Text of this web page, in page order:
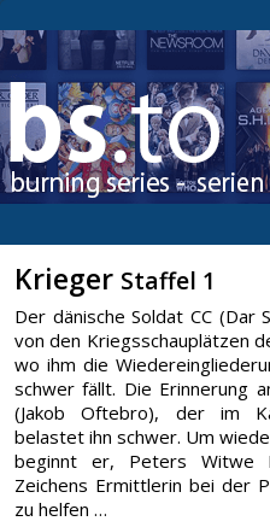
Krieger Staffel 1
Der dänische Soldat CC (Dar
von den Kriegsschauplätzen
wo ihm die
schwer fällt. Die Erinnerung
(Jakob Oftebro), der im
belastet ihn schwer. Um
beginnt er, Peters Witwe
Zeichens Ermittlerin bei der
zu helfen …